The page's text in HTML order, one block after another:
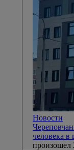
Новости
человека в
произошел